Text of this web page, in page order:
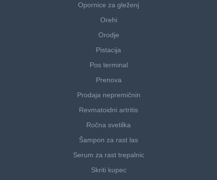
Opornice za gleženj
Orehi
Orodje
Pistacija
Pos terminal
Prenova
Prodaja nepremičnin
Revmatoidni artritis
Ročna svetilka
Šampon za rast las
Serum za rast trepalnic
Skriti kupec